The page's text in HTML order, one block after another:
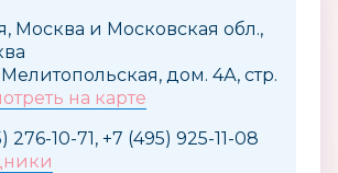
Москва и Московская обл.,
дом. 4А, стр.
на карте
276-10-71, +7 (495) 925-11-08